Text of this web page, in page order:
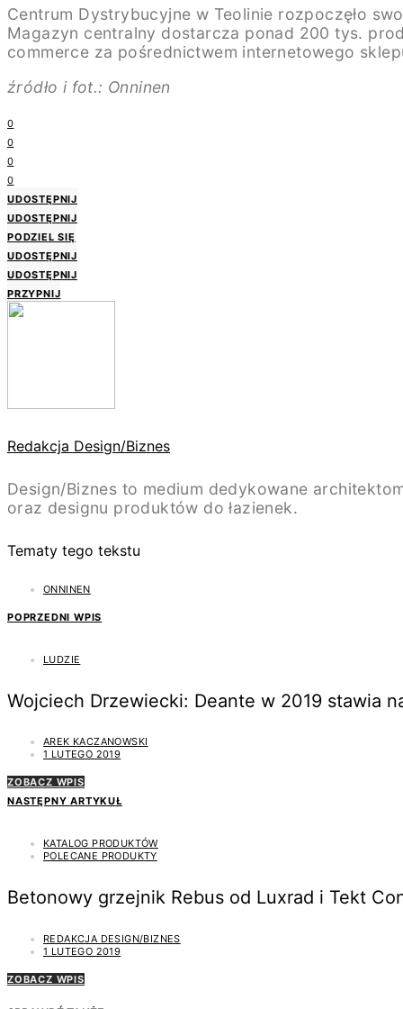
Centrum Dystrybucyjne w Teolinie rozpoczęło
Magazyn centralny dostarcza ponad 200 tys.
commerce za pośrednictwem internetowego
źródło i fot.: Onninen
0
0
0
0
UDOSTĘPNIJ
UDOSTĘPNIJ
PODZIEL SIĘ
UDOSTĘPNIJ
UDOSTĘPNIJ
PRZYPNIJ
Redakcja Design/Biznes
Design/Biznes to medium dedykowane
oraz designu produktów do łazienek.
Tematy tego tekstu
ONNINEN
POPRZEDNI WPIS
LUDZIE
Wojciech Drzewiecki: Deante w 2019 stawia
AREK KACZANOWSKI
1 LUTEGO 2019
ZOBACZ WPIS
NASTĘPNY ARTYKUŁ
KATALOG PRODUKTÓW
POLECANE PRODUKTY
Betonowy grzejnik Rebus od Luxrad i Tekt
REDAKCJA DESIGN/BIZNES
1 LUTEGO 2019
ZOBACZ WPIS